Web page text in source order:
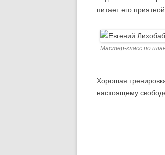
питает его
Мастер-класс по
Хорошая
настоящему